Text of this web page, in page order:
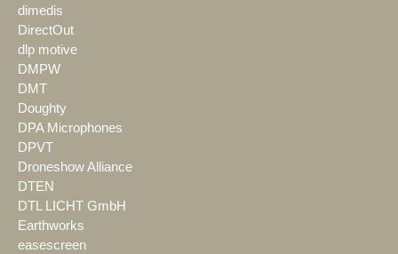
dimedis
DirectOut
dlp motive
DMPW
DMT
Doughty
DPA Microphones
DPVT
Droneshow Alliance
DTEN
DTL LICHT GmbH
Earthworks
easescreen